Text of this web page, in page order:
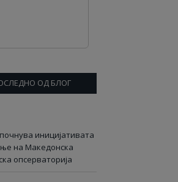
ОД БЛОГ
иницијативата
на Македонска
опсерваторија